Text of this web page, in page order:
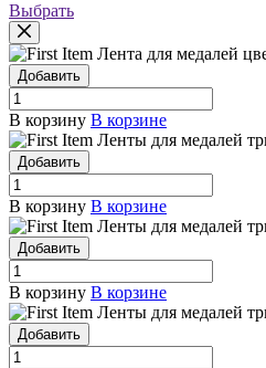
Выбрать
Лента для медалей
Добавить
В корзину В корзине
Ленты для медалей
Добавить
В корзину В корзине
Ленты для медалей
Добавить
В корзину В корзине
Ленты для медалей
Добавить